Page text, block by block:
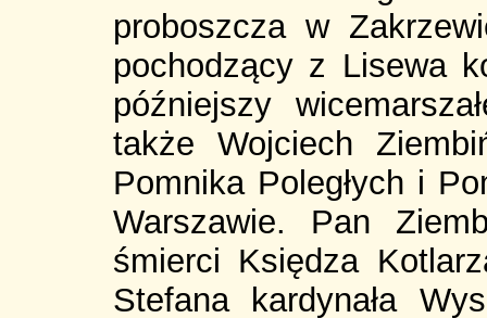
proboszcza w
pochodzący z Lisewa
późniejszy
także Wojciech
Pomnika Poległych i
Warszawie. Pan
śmierci Księdza
Stefana kardynała